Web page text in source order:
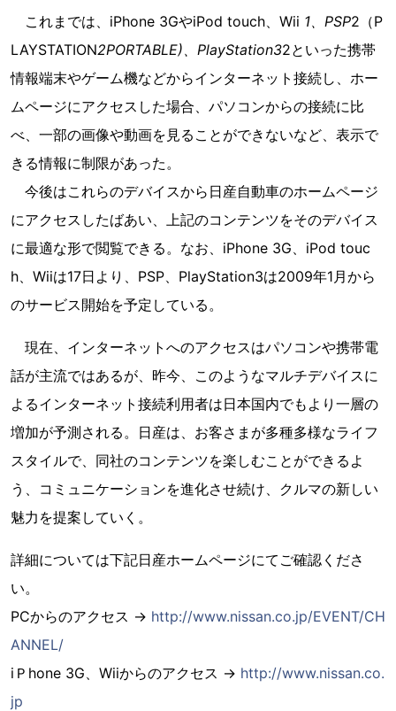
これまでは、iPhone 3GやiPod touch、Wii 1、PSP2（P
LAYSTATION2PORTABLE)、PlayStation32といった携帯
情報端末やゲーム機などからインターネット接続し、ホー
ムページにアクセスした場合、パソコンからの接続に比
べ、一部の画像や動画を見ることができないなど、表示で
きる情報に制限があった。
今後はこれらのデバイスから日産自動車のホームページ
にアクセスしたばあい、上記のコンテンツをそのデバイス
に最適な形で閲覧できる。なお、iPhone 3G、iPod touc
h、Wiiは17日より、PSP、PlayStation3は2009年1月から
のサービス開始を予定している。
現在、インターネットへのアクセスはパソコンや携帯電
話が主流ではあるが、昨今、このようなマルチデバイスに
よるインターネット接続利用者は日本国内でもより一層の
増加が予測される。日産は、お客さまが多種多様なライフ
スタイルで、同社のコンテンツを楽しむことができるよ
う、コミュニケーションを進化させ続け、クルマの新しい
魅力を提案していく。
詳細については下記日産ホームページにてご確認くださ
い。
PCからのアクセス → http://www.nissan.co.jp/EVENT/CH
ANNEL/
iＰhone 3G、Wiiからのアクセス → http://www.nissan.co.
jp